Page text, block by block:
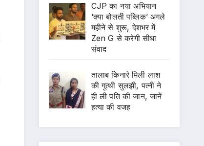
CJP का नया अभियान
‘क्या बोलती पब्लिक’ अगले
महीने से शुरू, देशभर में
Zen G से करेगी सीधा
संवाद
तालाब किनारे मिली लाश
की गुत्थी सुलझी, पत्नी ने
ही ली पति की जान, जानें
हत्या की वजह